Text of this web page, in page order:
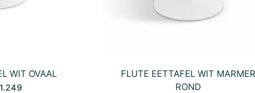
WIT OVAAL
FLUTE EETTAFEL WIT MARMER
ROND